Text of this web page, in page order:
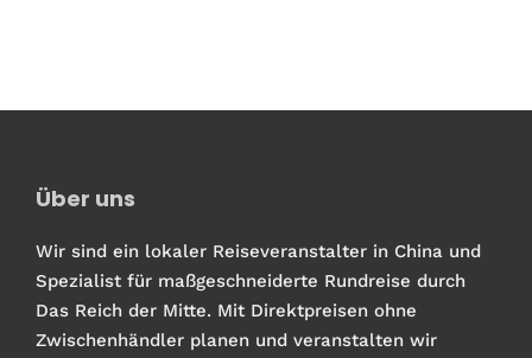
Über uns
Wir sind ein lokaler Reiseveranstalter in China und
Spezialist für maßgeschneiderte Rundreise durch
Das Reich der Mitte. Mit Direktpreisen ohne
Zwischenhändler planen und veranstalten wir